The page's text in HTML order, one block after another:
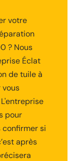
votre
? Nous
Éclat
de tuile à
vous
pour
confirmer si
après